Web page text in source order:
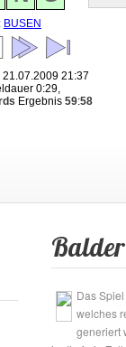
BUSEN
21:37
0:29,
Ergebnis 59:58
Das
welches
generiert